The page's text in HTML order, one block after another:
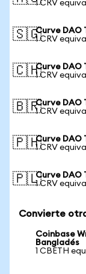
1 CRV
🇸🇬Curve DAO
1 CRV
🇨🇭Curve DAO
1 CRV
🇧🇷Curve DAO
1 CRV
🇵🇭Curve DAO
1 CRV
🇵🇱Curve DAO
1 CRV
Convierte
Coinbase
Bangladés
1 CBETH